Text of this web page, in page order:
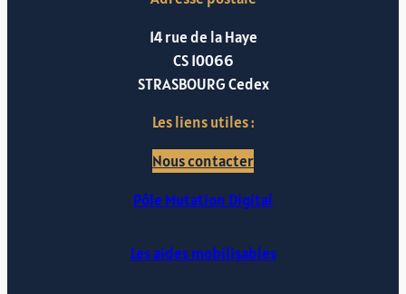
14 rue de la Haye
CS 10066
STRASBOURG Cedex
Les liens utiles :
Nous contacter
Pôle Mutation Digital
Les aides mobilisables